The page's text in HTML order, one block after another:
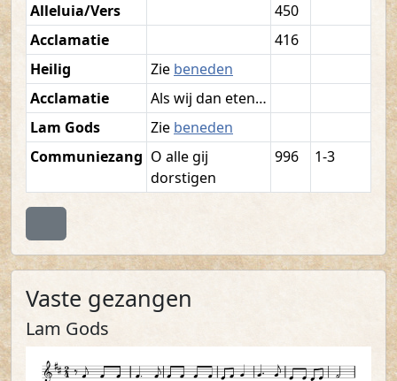
Alleluia/Vers
450
Acclamatie
416
Heilig
Zie beneden
Acclamatie
Als wij dan eten…
Lam Gods
Zie beneden
Communiezang O alle gij
dorstigen
996 1-3
Vaste gezangen
Lam Gods